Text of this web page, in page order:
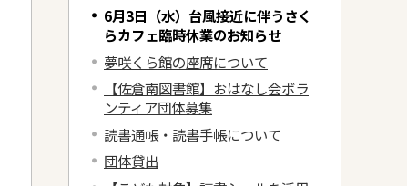
6月3日（水）台風接近に伴うさく
らカフェ臨時休業のお知らせ
夢咲くら館の座席について
【佐倉南図書館】おはなし会ボラ
ンティア団体募集
読書通帳・読書手帳について
団体貸出